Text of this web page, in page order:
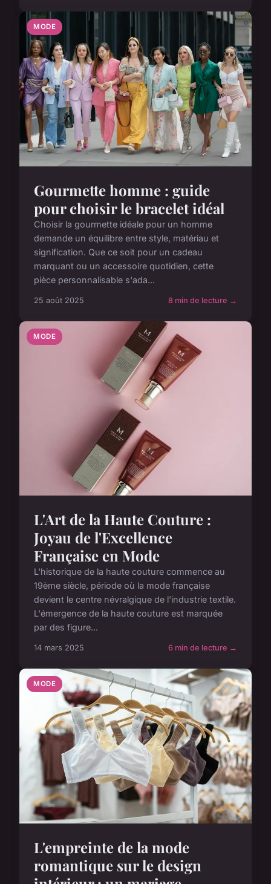
MODE
Gourmette homme : guide
pour choisir le bracelet idéal
Choisir la gourmette idéale pour un homme
demande un équilibre entre style, matériau et
signification. Que ce soit pour un cadeau
marquant ou un accessoire quotidien, cette
pièce personnalisable s'ada...
25 août 2025 8 min de lecture →
MODE
L'Art de la Haute Couture :
Joyau de l'Excellence
Française en Mode
L'historique de la haute couture commence au
19ème siècle, période où la mode française
devient le centre névralgique de l'industrie textile.
L'émergence de la haute couture est marquée
par des figure...
14 mars 2025 6 min de lecture →
MODE
L'empreinte de la mode
romantique sur le design